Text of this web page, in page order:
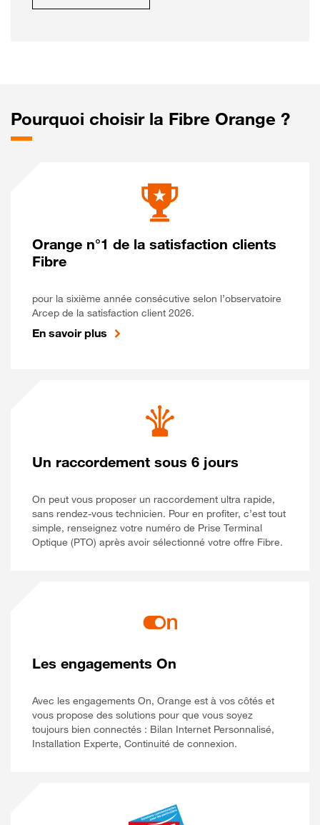
Pourquoi choisir la Fibre Orange ?
Orange n°1 de la satisfaction clients
Fibre
pour la sixième année consécutive selon l’observatoire
Arcep de la satisfaction client 2026.
En savoir plus
Un raccordement sous 6 jours
On peut vous proposer un raccordement ultra rapide,
sans rendez-vous technicien. Pour en profiter, c’est tout
simple, renseignez votre numéro de Prise Terminal
Optique (PTO) après avoir sélectionné votre offre Fibre.
Les engagements On
Avec les engagements On, Orange est à vos côtés et
vous propose des solutions pour que vous soyez
toujours bien connectés : Bilan Internet Personnalisé,
Installation Experte, Continuité de connexion.